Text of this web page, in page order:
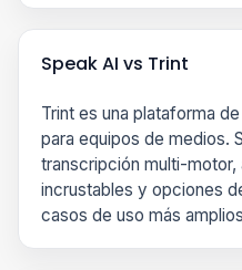
Speak AI vs Trint
Trint es una plataforma
para equipos de medios.
transcripción multi-motor,
incrustables y opciones
casos de uso más